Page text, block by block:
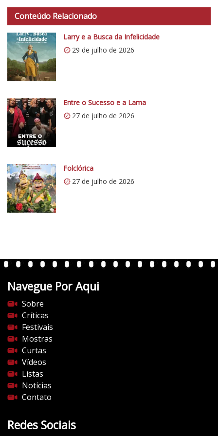
t
p
s
:
/
/
0
.
w
p
.
o
m
/
v
e
n
e
d
o
c
i
n
e
m
a
.
o
Conteúdo Relacionado
Larry e a Busca da Infelicidade
29 de julho de 2026
Entre o Sucesso e a Lama
27 de julho de 2026
Folclórica
27 de julho de 2026
Navegue Por Aqui
Sobre
Críticas
Festivais
Mostras
Curtas
Vídeos
Listas
Notícias
Contato
Redes Sociais